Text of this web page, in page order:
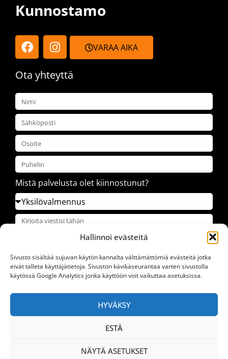
Hallinnoi evästeitä
Sivusto sisältää sujuvan käytön kannalta välttämättömiä evästeitä jotka
eivät talleta käyttäjätietoja. Sivuston kävikäseurantaa varten sivustolla
käytössä Google Analytics jonka käyttöön voit vaikuttaa asetuksissa.
HYVÄKSY
ESTÄ
NÄYTÄ ASETUKSET
Kunnostamo
VARAA AIKA
Ota yhteyttä
Mistä palvelusta olet kiinnostunut?
LÄHETÄ
© Kaikki oikeudet pidätetään